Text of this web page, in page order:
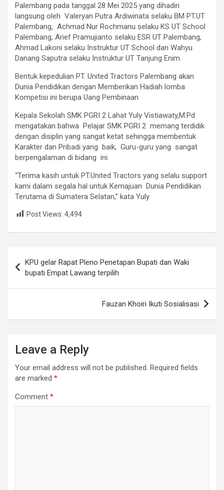
Palembang pada tanggal 28 Mei 2025 yang dihadiri
langsung oleh Valeryan Putra Ardiwinata selaku BM PT.UT
Palembang, Achmad Nur Rochmanu selaku KS UT School
Palembang, Arief Pramujianto selaku ESR UT Palembang,
Ahmad Lakoni selaku Instruktur UT School dan Wahyu
Danang Saputra selaku Instruktur UT Tanjung Enim.
Bentuk kepedulian PT. United Tractors Palembang akan
Dunia Pendidikan dengan Memberikan Hadiah lomba
Kompetisi ini berupa Uang Pembinaan
Kepala Sekolah SMK PGRI 2 Lahat Yuly Vistiawaty,M.Pd
mengatakan bahwa Pelajar SMK PGRI 2 memang terdidik
dengan disiplin yang sangat ketat sehingga membentuk
Karakter dan Pribadi yang baik, Guru-guru yang sangat
berpengalaman di bidang ini.
“Terima kasih untuk PT.United Tractors yang selalu support
kami dalam segala hal untuk Kemajuan Dunia Pendidikan
Terutama di Sumatera Selatan,” kata Yuly
Post Views: 4,494
navigation
KPU gelar Rapat Pleno Penetapan Bupati dan Waki
bupati Empat Lawang terpilih
Fauzan Khoiri Ikuti Sosialisasi
Leave a Reply
Your email address will not be published. Required fields
are marked *
Comment *